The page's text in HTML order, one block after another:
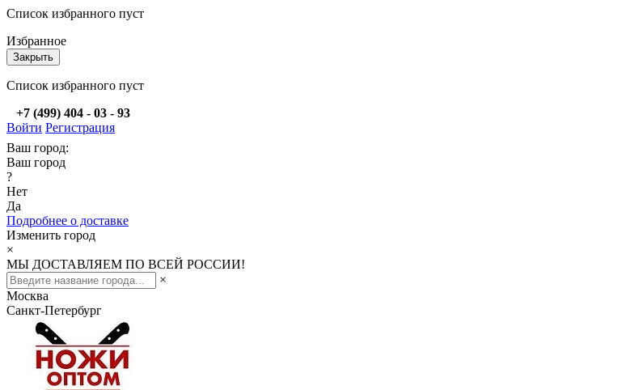
Список избранного пуст
Избранное
Закрыть
Список избранного пуст
+7 (499) 404 - 03 - 93
Войти Регистрация
Ваш город:
Ваш город
?
Нет
Да
Подробнее о доставке
Изменить город
×
МЫ ДОСТАВЛЯЕМ ПО ВСЕЙ РОССИИ!
×
Москва
Санкт-Петербург